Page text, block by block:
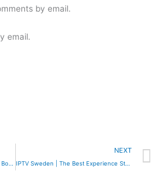
by email.
email.
IPTV Cyprus 2026: Football Setup & Box Buying Guide
NEXT
IPTV Sweden | The Best Experience Streaming – Bästa IPTV 2025